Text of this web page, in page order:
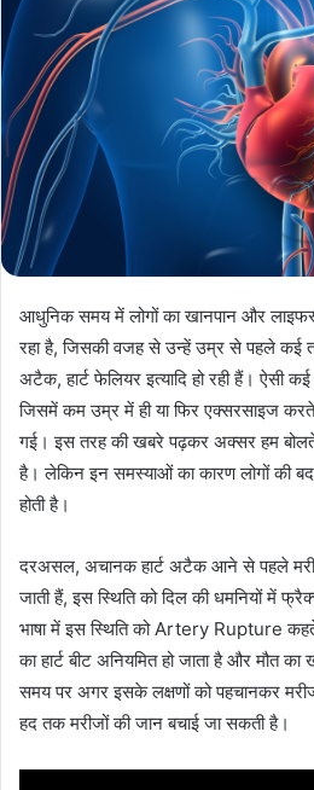
आधुनिक समय में लोगों का खानपान और
रहा है, जिसकी वजह से उन्हें उम्र से पहले कई
अटैक, हार्ट फेलियर इत्यादि हो रही हैं। ऐसी
जिसमें कम उम्र में ही या फिर एक्सरसाइज करते
गई। इस तरह की खबरे पढ़कर अक्सर हम
है। लेकिन इन समस्याओं का कारण लोगों की
होती है।
दरअसल, अचानक हार्ट अटैक आने से पहले
जाती हैं, इस स्थिति को दिल की धमनियों में
भाषा में इस स्थिति को Artery Rupture
का हार्ट बीट अनियमित हो जाता है और मौत
समय पर अगर इसके लक्षणों को पहचानकर
हद तक मरीजों की जान बचाई जा सकती है।